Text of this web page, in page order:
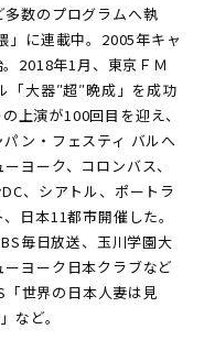
数のプログラムへ執
」に連載中。2005年キャ
2018年1月、東京ＦＭ
「大器″超″晩成」を成功
上演が100回目を迎え、
ン・フェスティ バルへ
ヨーク、コロンバス、
、シアトル、ポートラ
日本11都市開催した。
毎日放送、玉川学園大
ヨーク日本クラブなど
「世界の日本人妻は見
など。